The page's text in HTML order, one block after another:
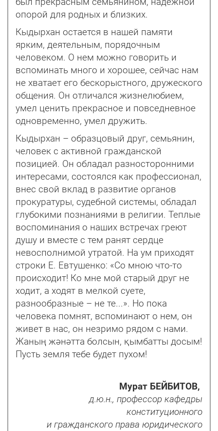
опорой для родных и близких.
Кыдырхан остается в нашей памяти
ярким, деятельным, порядочным
человеком. О нем можно говорить и
вспоминать много и хорошее, сейчас нам
не хватает его бескорыстного, дружеского
общения. Он отличался жизнелюбием,
умел ценить прекрасное и повседневное
одновременно, умел дружить.
Кыдырхан – образцовый друг, семьянин,
человек с активной гражданской
позицией. Он обладал разносторонними
интересами, состоялся как профессионал,
внес свой вклад в развитие органов
прокуратуры, судебной системы, обладал
глубокими познаниями в религии. Теплые
воспоминания о наших встречах греют
душу и вместе с тем ранят сердце
невосполнимой утратой. На ум приходят
строки Е. Евтушенко: «Со мною что-то
происходит! Ко мне мой старый друг не
ходит, а ходят в мелкой суете,
разнообразные – не те...». Но пока
человека помнят, вспоминают о нем, он
живет в нас, он незримо рядом с нами.
Жаның жәнәтта болсын, қымбатты досым!
Пусть земля тебе будет пухом!
Мурат БЕЙБИТОВ,
д.ю.н., профессор кафедры
конституционного
и гражданского права юридического